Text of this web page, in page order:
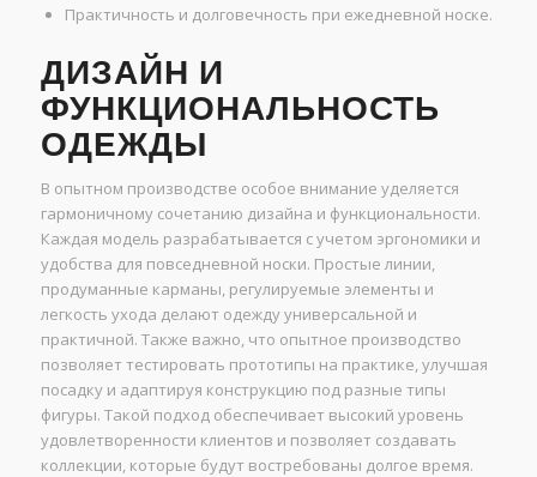
Практичность и долговечность при ежедневной носке.
ДИЗАЙН И
ФУНКЦИОНАЛЬНОСТЬ
ОДЕЖДЫ
В опытном производстве особое внимание уделяется
гармоничному сочетанию дизайна и функциональности.
Каждая модель разрабатывается с учетом эргономики и
удобства для повседневной носки. Простые линии,
продуманные карманы, регулируемые элементы и
легкость ухода делают одежду универсальной и
практичной. Также важно, что опытное производство
позволяет тестировать прототипы на практике, улучшая
посадку и адаптируя конструкцию под разные типы
фигуры. Такой подход обеспечивает высокий уровень
удовлетворенности клиентов и позволяет создавать
коллекции, которые будут востребованы долгое время.